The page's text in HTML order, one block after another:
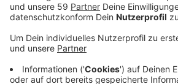
Veröffentlicht:Freitag, 09.05.2025 06:41